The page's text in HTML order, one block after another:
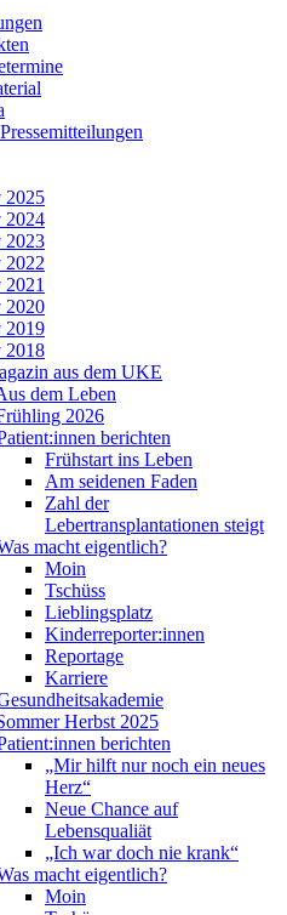
2025
2024
2023
2020
2019
2018
aus dem UKE
dem Leben
2026
berichten
Frühstart ins Leben
Am seidenen Faden
Zahl der
Lebertransplantationen steigt
macht eigentlich?
Moin
Tschüss
Lieblingsplatz
Kinderreporter:innen
Reportage
Karriere
Herbst 2025
berichten
„Mir hilft nur noch ein neues
Herz“
Neue Chance auf
Lebensqualiät
„Ich war doch nie krank“
macht eigentlich?
Moin